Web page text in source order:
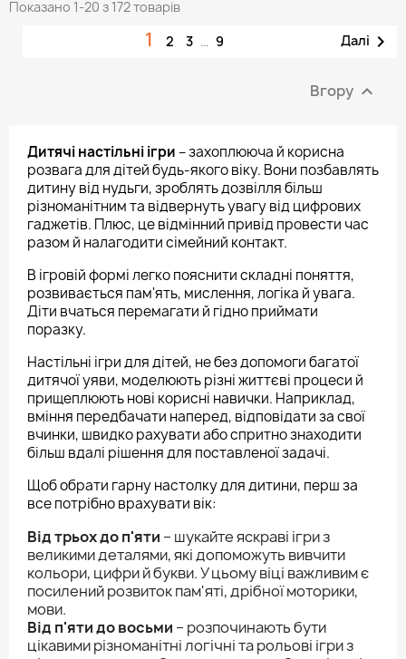
Показано 1-20 з 172 товарів
1 2 3 … 9 Далі 
Вгору 
Дитячі настільні ігри – захоплююча й корисна
розвага для дітей будь-якого віку. Вони позбавлять
дитину від нудьги, зроблять дозвілля більш
різноманітним та відвернуть увагу від цифрових
гаджетів. Плюс, це відмінний привід провести час
разом й налагодити сімейний контакт.
В ігровій формі легко пояснити складні поняття,
розвивається пам'ять, мислення, логіка й увага.
Діти вчаться перемагати й гідно приймати
поразку.
Настільні ігри для дітей, не без допомоги багатої
дитячої уяви, моделюють різні життєві процеси й
прищеплюють нові корисні навички. Наприклад,
вміння передбачати наперед, відповідати за свої
вчинки, швидко рахувати або спритно знаходити
більш вдалі рішення для поставленої задачі.
Щоб обрати гарну настолку для дитини, перш за
все потрібно врахувати вік:
Від трьох до п'яти – шукайте яскраві ігри з
великими деталями, які допоможуть вивчити
кольори, цифри й букви. У цьому віці важливим є
посилений розвиток пам'яті, дрібної моторики,
мови.
Від п'яти до восьми – розпочинають бути
цікавими різноманітні логічні та рольові ігри з